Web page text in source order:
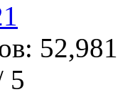
52,981
5